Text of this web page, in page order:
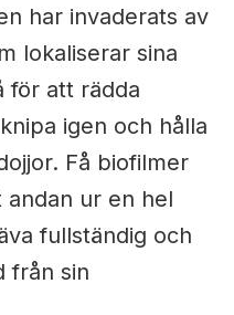
har invaderats av
lokaliserar sina
för att rädda
igen och hålla
Få biofilmer
andan ur en hel
fullständig och
från sin